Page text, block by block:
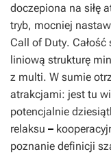
doczepiona na siłę
tryb, mocniej
Call of Duty.
liniową strukturę
z multi. W sumie
atrakcjami: jest tu
potencjalnie
relaksu –
poznanie definicji